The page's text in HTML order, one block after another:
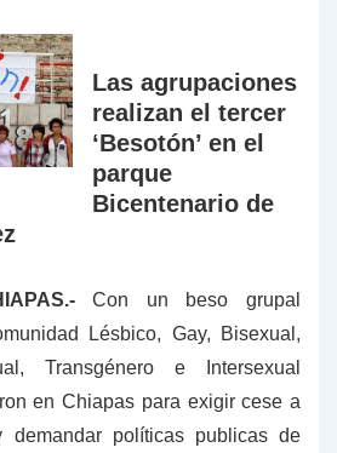
Las agrupaciones
realizan el tercer
‘Besotón’ en el
parque
Bicentenario de
Con un beso grupal
Lésbico, Gay, Bisexual,
Transgénero e Intersexual
en Chiapas para exigir cese a
demandar políticas publicas de